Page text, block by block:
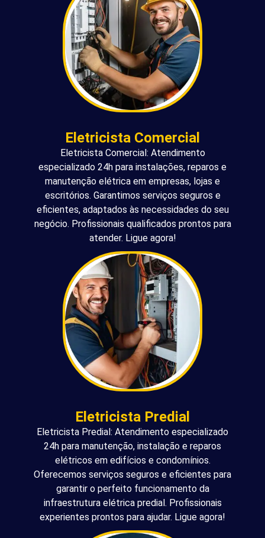
Eletricista Comercial
Eletricista Comercial: Atendimento
especializado 24h para instalações, reparos e
manutenção elétrica em empresas, lojas e
escritórios. Garantimos serviços seguros e
eficientes, adaptados às necessidades do seu
negócio. Profissionais qualificados prontos para
atender. Ligue agora!
Eletricista Predial
Eletricista Predial: Atendimento especializado
24h para manutenção, instalação e reparos
elétricos em edifícios e condomínios.
Oferecemos serviços seguros e eficientes para
garantir o perfeito funcionamento da
infraestrutura elétrica predial. Profissionais
experientes prontos para ajudar. Ligue agora!